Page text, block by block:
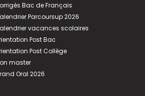
Bac de Français
Parcoursup 2026
vacances scolaires
Post Bac
Post Collège
master
Oral 2026